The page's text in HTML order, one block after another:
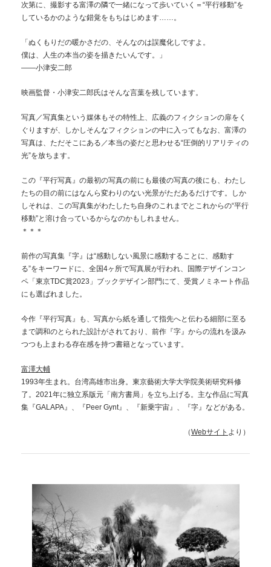
次第に、撮影する富澤の隣で一緒になって歩いていく＝“平行移動”を
しているかのような錯覚をもちはじめます……。
「ぬくもりだの暖かさだの、そんなのは誤魔化しですよ。
僕は、人生の本当の姿を描きたいんです。」
――小津安二郎
映画監督・小津安二郎氏はそんな言葉を残しています。
写真／写真集という媒体もその特性上、広義のフィクションの扉をく
ぐりますが、しかしそんなフィクションの中に入ってもなお、富澤の
写真は、ただそこにある／本当の姿だと思わせる“圧倒的リアリティの
光”を放ちます。
この『平行写真』の最初の写真の前にも最後の写真の後にも、わたし
たちの目の前にはなんら変わりのない光景がただあるだけです。しか
しそれは、この写真集がわたしたち自身のこれまでとこれからの“平行
移動”と溶け合っているからなのかもしれません。
＊＊＊
前作の写真集『字』は“感動しない風景に感動することに、感動す
る”をキーワードに、全国4ヶ所で写真展が行われ、国際デザインコン
ペ「東京TDC賞2023」ブックデザイン部門にて、受賞ノミネート作品
にも選ばれました。
今作『平行写真』も、写真から紙を通して指先へと伝わる細部に至る
まで調和のとられた設計がされており、前作『字』からの流れを汲み
つつも上まわる存在感を持つ書籍となっています。
富澤大輔
1993年生まれ。台湾高雄市出身。東京藝術大学大学院美術研究科修
了。2021年に独立系版元「南方書局」を立ち上げる。主な作品に写真
集『GALAPA』、『Peer Gynt』、『新乗宇宙』、『字』などがある。
（Webサイト より）